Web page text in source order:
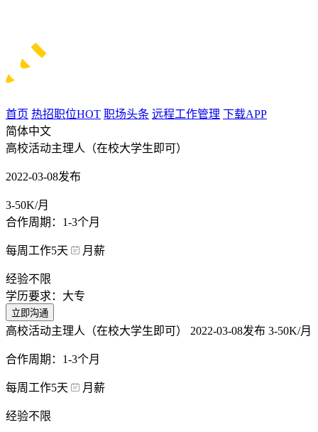
首页 热招职位HOT 职场头条 远程工作管理 下载APP
简体中文
高校活动主理人（在校大学生即可）
2022-03-08发布
3-50K/月
合作周期：1-3个月
每周工作5天 月薪
经验不限
学历要求：大专
立即沟通
高校活动主理人（在校大学生即可） 2022-03-08发布 3-50K/月
合作周期：1-3个月
每周工作5天 月薪
经验不限